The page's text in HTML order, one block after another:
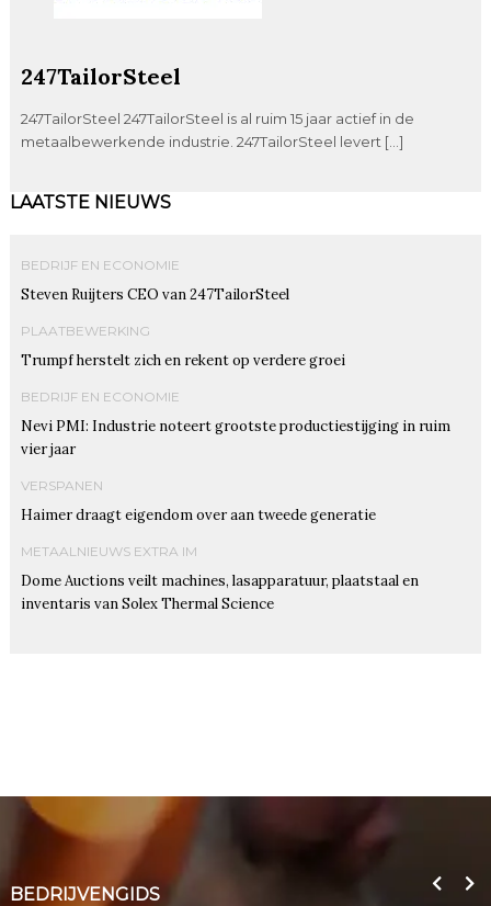
247TailorSteel
247TailorSteel 247TailorSteel is al ruim 15 jaar actief in de
metaalbewerkende industrie. 247TailorSteel levert […]
LAATSTE NIEUWS
BEDRIJF EN ECONOMIE
Steven Ruijters CEO van 247TailorSteel
PLAATBEWERKING
Trumpf herstelt zich en rekent op verdere groei
BEDRIJF EN ECONOMIE
Nevi PMI: Industrie noteert grootste productiestijging in ruim
vier jaar
VERSPANEN
Haimer draagt eigendom over aan tweede generatie
METAALNIEUWS EXTRA IM
Dome Auctions veilt machines, lasapparatuur, plaatstaal en
inventaris van Solex Thermal Science
BEDRIJVENGIDS